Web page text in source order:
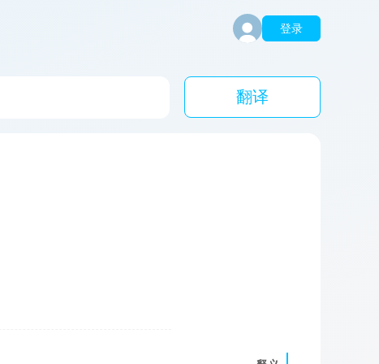
登录
翻译